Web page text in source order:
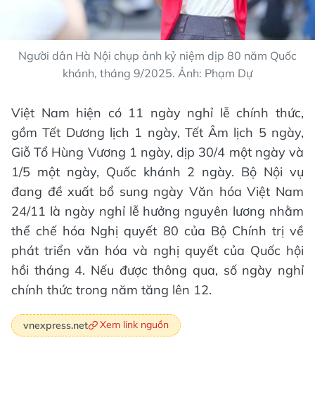
Người dân Hà Nội chụp ảnh kỷ niệm dịp 80 năm Quốc
khánh, tháng 9/2025. Ảnh: Phạm Dự
Việt Nam hiện có 11 ngày nghỉ lễ chính thức,
gồm Tết Dương lịch 1 ngày, Tết Âm lịch 5 ngày,
Giỗ Tổ Hùng Vương 1 ngày, dịp 30/4 một ngày và
1/5 một ngày, Quốc khánh 2 ngày. Bộ Nội vụ
đang đề xuất bổ sung ngày Văn hóa Việt Nam
24/11 là ngày nghỉ lễ hưởng nguyên lương nhằm
thể chế hóa Nghị quyết 80 của Bộ Chính trị về
phát triển văn hóa và nghị quyết của Quốc hội
hồi tháng 4. Nếu được thông qua, số ngày nghỉ
chính thức trong năm tăng lên 12.
vnexpress.net Xem link nguồn